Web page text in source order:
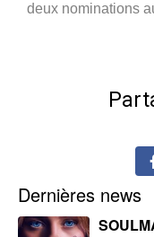
deux nominations
Dernières news